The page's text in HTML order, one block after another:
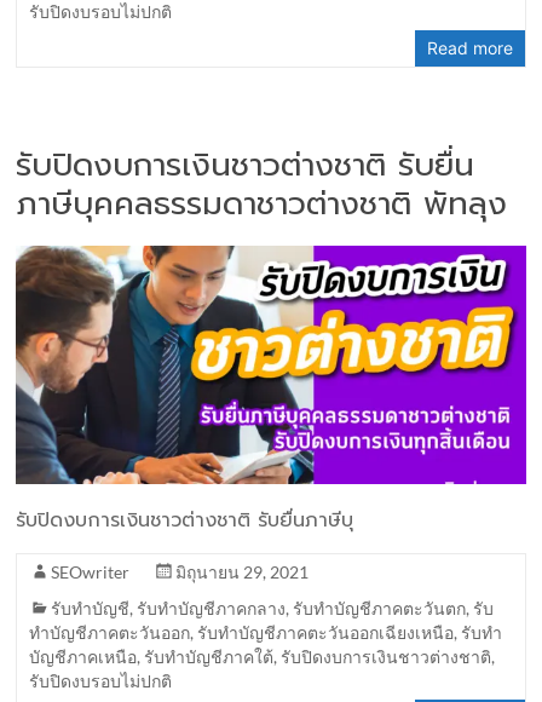
รับปิดงบรอบไม่ปกติ
Read more
รับปิดงบการเงินชาวต่างชาติ รับยื่น
ภาษีบุคคลธรรมดาชาวต่างชาติ พัทลุง
รับปิดงบการเงินชาวต่างชาติ รับยื่นภาษีบุ
SEOwriter
มิถุนายน 29, 2021
รับทำบัญชี, รับทำบัญชีภาคกลาง, รับทำบัญชีภาคตะวันตก, รับ
ทำบัญชีภาคตะวันออก, รับทำบัญชีภาคตะวันออกเฉียงเหนือ, รับทำ
บัญชีภาคเหนือ, รับทำบัญชีภาคใต้, รับปิดงบการเงินชาวต่างชาติ,
รับปิดงบรอบไม่ปกติ